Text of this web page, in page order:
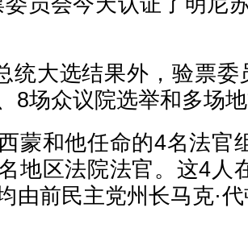
统大选结果外，验票委
8场众议院选举和多场
蒙和他任命的4名法官
地区法院法官。这4人
由前民主党州长马克·